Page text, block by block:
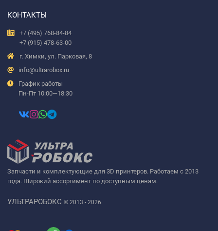
Запчасти и комплектующие для 3D принтеров. Работаем с 2013
года. Широкий ассортимент по доступным ценам.
УЛЬТРАРОБОКС © 2013 - 2026
КОНТАКТЫ
+7 (495) 768-84-84
+7 (915) 478-63-00
г. Химки, ул. Парковая, 8
info@ultrarobox.ru
График работы
Пн-Пт 10:00—18:30